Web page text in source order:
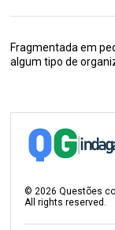
Fragmentada em
algum tipo de
© 2026 Questões
All rights reserved.